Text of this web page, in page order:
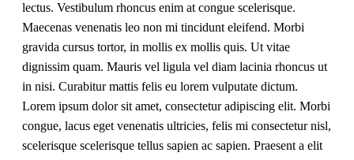
lectus. Vestibulum rhoncus enim at congue scelerisque.
Maecenas venenatis leo non mi tincidunt eleifend. Morbi
gravida cursus tortor, in mollis ex mollis quis. Ut vitae
dignissim quam. Mauris vel ligula vel diam lacinia rhoncus ut
in nisi. Curabitur mattis felis eu lorem vulputate dictum.
Lorem ipsum dolor sit amet, consectetur adipiscing elit. Morbi
congue, lacus eget venenatis ultricies, felis mi consectetur nisl,
scelerisque scelerisque tellus sapien ac sapien. Praesent a elit